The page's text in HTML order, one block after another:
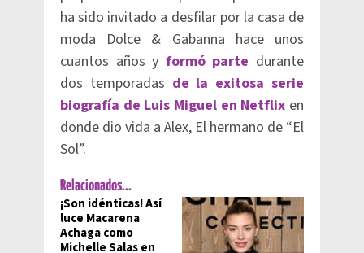
ha sido invitado a desfilar por la casa de
moda Dolce & Gabanna hace unos
cuantos años y formó parte durante
dos temporadas de la exitosa serie
biografía de Luis Miguel en Netflix en
donde dio vida a Alex, El hermano de “El
Sol”.
Relacionados...
¡Son idénticas! Así
luce Macarena
Achaga como
Michelle Salas en